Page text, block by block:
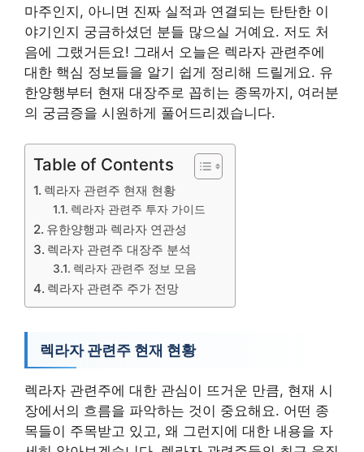
마주인지, 아니면 진짜 실적과 연결되는 탄탄한 이
야기인지 궁금하셨던 분들 많으실 거예요. 저도 처
음에 그랬거든요! 그래서 오늘은 렉라자 관련주에
대한 핵심 정보들을 알기 쉽게 정리해 드릴게요. 유
한양행부터 현재 대장주로 꼽히는 종목까지, 여러분
의 궁금증을 시원하게 풀어드리겠습니다.
Table of Contents
렉라자 관련주 현재 현황
렉라자 관련주 투자 가이드
유한양행과 렉라자 연관성
렉라자 관련주 대장주 분석
렉라자 관련주 정보 모음
렉라자 관련주 주가 전망
렉라자 관련주 현재 현황
렉라자 관련주에 대한 관심이 뜨거운 만큼, 현재 시
장에서의 흐름을 파악하는 것이 중요해요. 어떤 종
목들이 주목받고 있고, 왜 그런지에 대한 내용을 자